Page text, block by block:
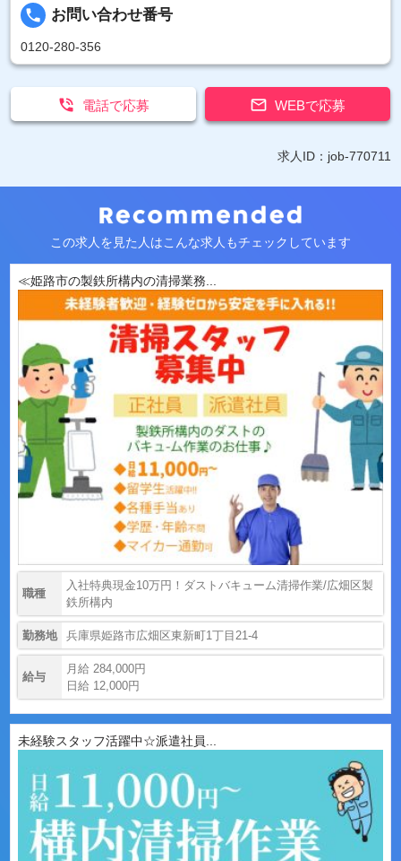
local_phone お問い合わせ番号
0120-280-356
 WEBで応募
 電話で応募
求人ID：job-770711
この求人を見た人はこんな求人もチェックしています
≪姫路市の製鉄所構内の清掃業務...
職種
入社特典現金10万円！ダストバキューム清掃作業/広畑区製
鉄所構内
勤務地 兵庫県姫路市広畑区東新町1丁目21-4
給与
月給 284,000円
日給 12,000円
未経験スタッフ活躍中☆派遣社員...